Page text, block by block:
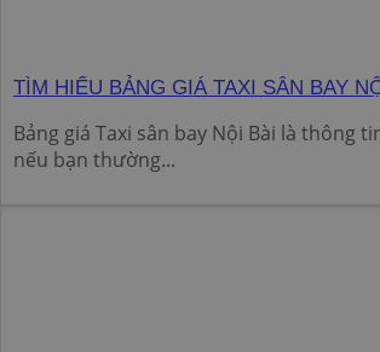
TÌM HIỂU BẢNG GIÁ TAXI SÂN BAY
Bảng giá Taxi sân bay Nội Bài là thông
nếu bạn thường...